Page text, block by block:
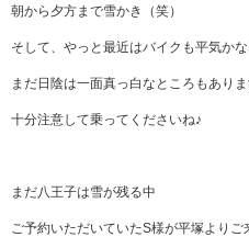
朝から夕方まで雪かき（笑）
そして、やっと最近はバイクも平気か
まだ日陰は一面真っ白なところもあり
十分注意して乗ってくださいね♪
まだ八王子は雪が残る中
ご予約いただいていたS様が平塚よりご